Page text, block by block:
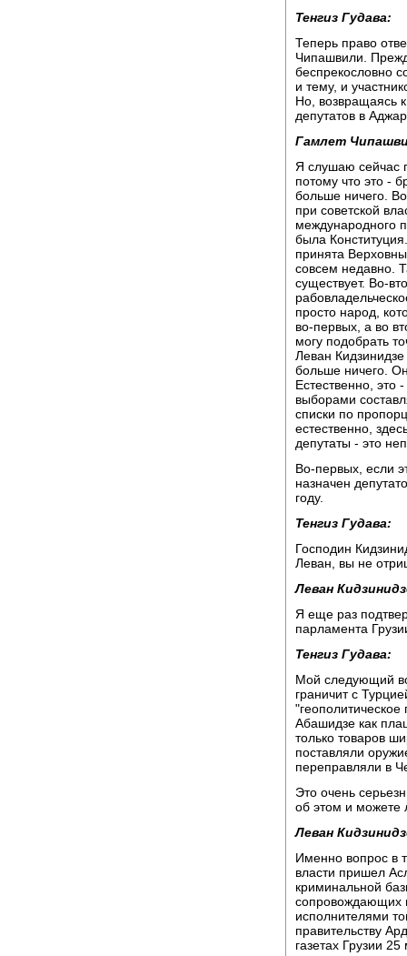
Тенгиз Гудава:
Теперь право
Чипашвили.
беспрекословно
и тему, и
Но, возвращаясь
депутатов в
Гамлет
Я слушаю сейчас
потому что это -
больше ничего.
при советской
международного
была
принята
совсем недавно.
существует. Во-
просто народ,
во-первых, а во
могу подобрать
Леван Кидзинидзе
больше ничего. Он
Естественно, это
выборами
списки по
естественно,
депутаты - это
Во-первых, если
назначен
году.
Тенгиз Гудава:
Господин
Леван, вы не
Леван
Я еще раз
парламента
Тенгиз Гудава:
Мой следующий
граничит с
Абашидзе как
только товаров
поставляли
переправляли в
Это очень
об этом и можете
Леван
Именно вопрос в
власти пришел
криминальной
сопровождающих
исполнителями
правительству
газетах Грузии